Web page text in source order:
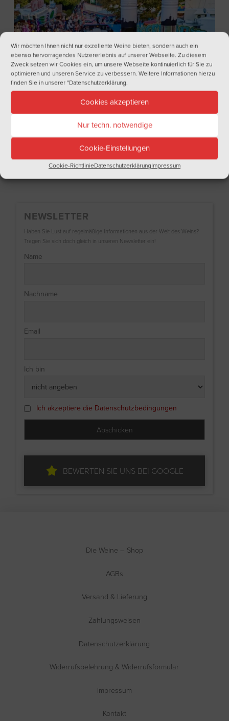
Wir möchten Ihnen nicht nur exzellente Weine bieten, sondern auch ein
ebenso hervorragendes Nutzererlebnis auf unserer Webseite. Zu diesem
Zweck setzen wir Cookies ein, um unsere Webseite kontinuierlich für Sie zu
optimieren und unseren Service zu verbessern. Weitere Informationen hierzu
finden Sie in unserer"Datenschutzerklärung.
Cookies akzeptieren
Nur techn. notwendige
Cookie-Einstellungen
Cookie-RichtlinieDatenschutzerklärungImpressum
PFERDEMARKT – 1. bis 5. 09.
NEWSLETTER
Haben Sie Lust auf regelmäßige Informationen aus der Welt des Weins?
Tragen Sie sich doch gleich in unseren Newsletter ein!
Name
Nachname
Email
Ich bin
Ich akzeptiere die Datenschutzbedingungen
BEWERTEN SIE UNS BEI GOOGLE
Die Weine – Shop
AGBs
Versand & Lieferung
Zahlungsweisen
Datenschutzerklärung
Widerrufsbelehrung & Widerrufsformular
Impressum
Kontakt